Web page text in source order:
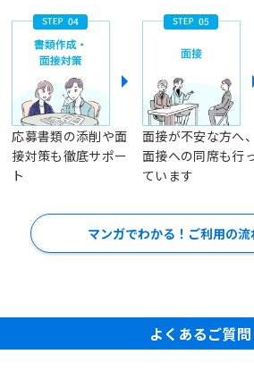
応募書類の添削や面
接対策も徹底サポー
ト
面接が不安な方へ、
面接への同席も行
ています
マンガでわかる！ご利用の流
よくあるご質問